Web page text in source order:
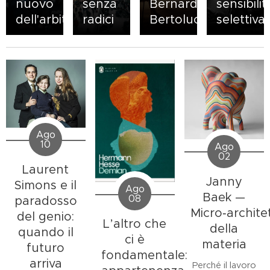
nuovo
dell'arbitrio
senza
radici
Bernardo
Bertolucci
selettiva
Ago
10
Laurent
Simons e il
paradosso
del genio:
quando il
futuro
arriva
Ago
08
L’altro che
ci è
fondamentale:
Ago
02
Janny
Baek —
della
materia
Perché il lavoro